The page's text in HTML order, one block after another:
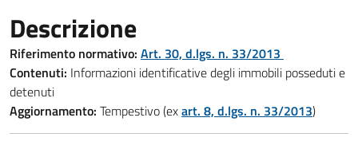
Descrizione
Riferimento normativo: Art. 30, d.lgs. n. 33/2013
Contenuti: Informazioni identificative degli immobili posseduti e
detenuti
Aggiornamento: Tempestivo (exart. 8, d.lgs. n. 33/2013)